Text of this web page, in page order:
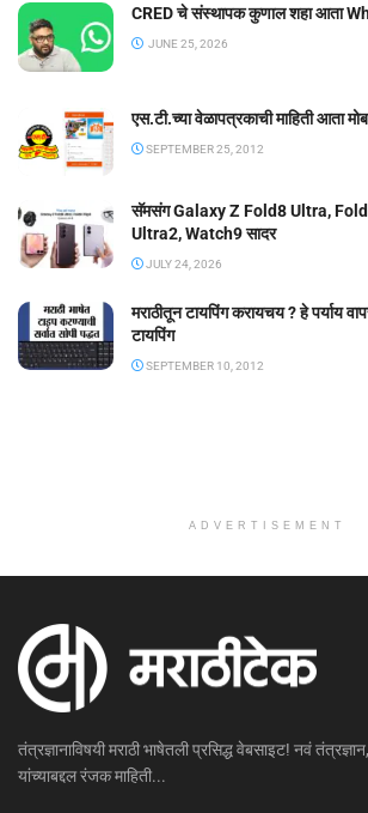
CRED चे संस्थापक कुणाल शहा आता
JUNE 25, 2026
एस.टी.च्या वेळापत्रकाची माहिती आता
SEPTEMBER 25, 2012
सॅमसंग Galaxy Z Fold8 Ultra,
Ultra2, Watch9 सादर
JULY 24, 2026
मराठीतून टायपिंग करायचय ? हे पर्याय
टायपिंग
SEPTEMBER 10, 2012
ADVERTISEMENT
तंत्रज्ञानाविषयी मराठी भाषेतली प्रसिद्ध वेबसाइट! नवं
यांच्याबद्दल रंजक माहिती...